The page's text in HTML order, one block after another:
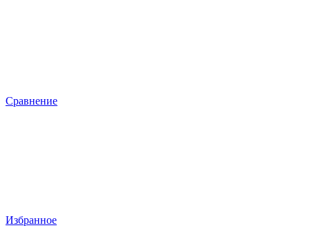
Сравнение
Избранное